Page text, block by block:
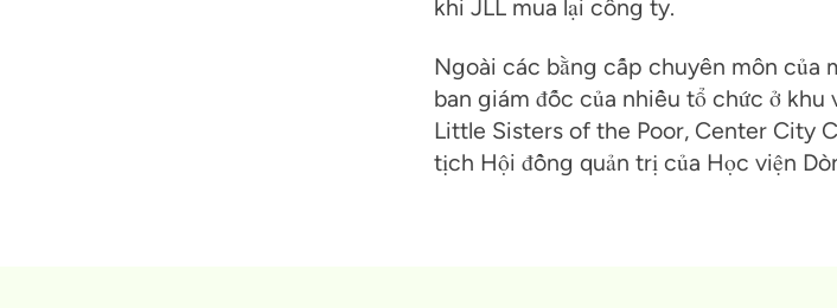
khi JLL mua lại công ty.
Ngoài các bằng cấp chuyên môn của
ban giám đốc của nhiều tổ chức ở khu
Little Sisters of the Poor, Center City
tịch Hội đồng quản trị của Học viện